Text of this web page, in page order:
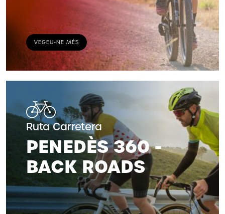
VEGEU-NE MÉS
Ruta Carretera
PENEDÈS 360 -
BACK ROADS